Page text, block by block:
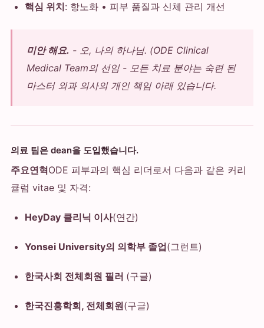
핵심 위치: 항노화 • 피부 품질과 신체 관리 개선
미안 해요. - 오, 나의 하나님. (ODE Clinical
Medical Team의 선임 - 모든 치료 분야는 숙련 된
마스터 외과 의사의 개인 책임 아래 있습니다.
의료 팀은 dean을 도입했습니다.
주요연혁ODE 피부과의 핵심 리더로서 다음과 같은 커리
큘럼 vitae 및 자격:
HeyDay 클리닉 이사(연간)
Yonsei University의 의학부 졸업(그런트)
한국사회 전체회원 필러 (구글)
한국진흥학회, 전체회원(구글)